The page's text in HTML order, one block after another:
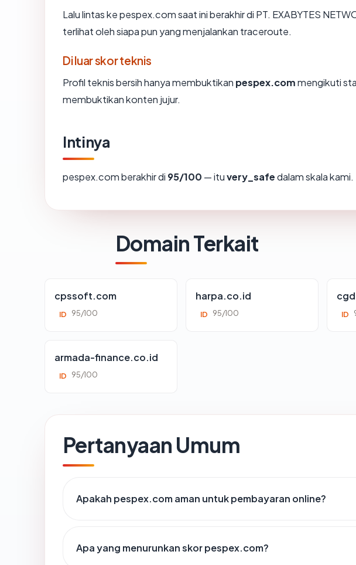
Lalu lintas ke pespex.com saat ini berakhir di PT. EXABYTES
terlihat oleh siapa pun yang menjalankan traceroute.
Di luar skor teknis
Profil teknis bersih hanya membuktikan pespex.commengikuti
membuktikan konten jujur.
Intinya
pespex.com berakhir di 95/100 — ituvery_safedalam skala kami.
Domain Terkait
cpssoft.com
ID 95/100
harpa.co.id
ID 95/100 ID
armada-finance.co.id
ID 95/100
Pertanyaan Umum
Apakah pespex.com aman untuk pembayaran online?
Apa yang menurunkan skor pespex.com?